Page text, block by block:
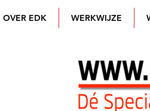
OVER EDK WERKWIJZE